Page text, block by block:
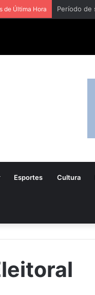
de Última Hora
Esportes Cultura